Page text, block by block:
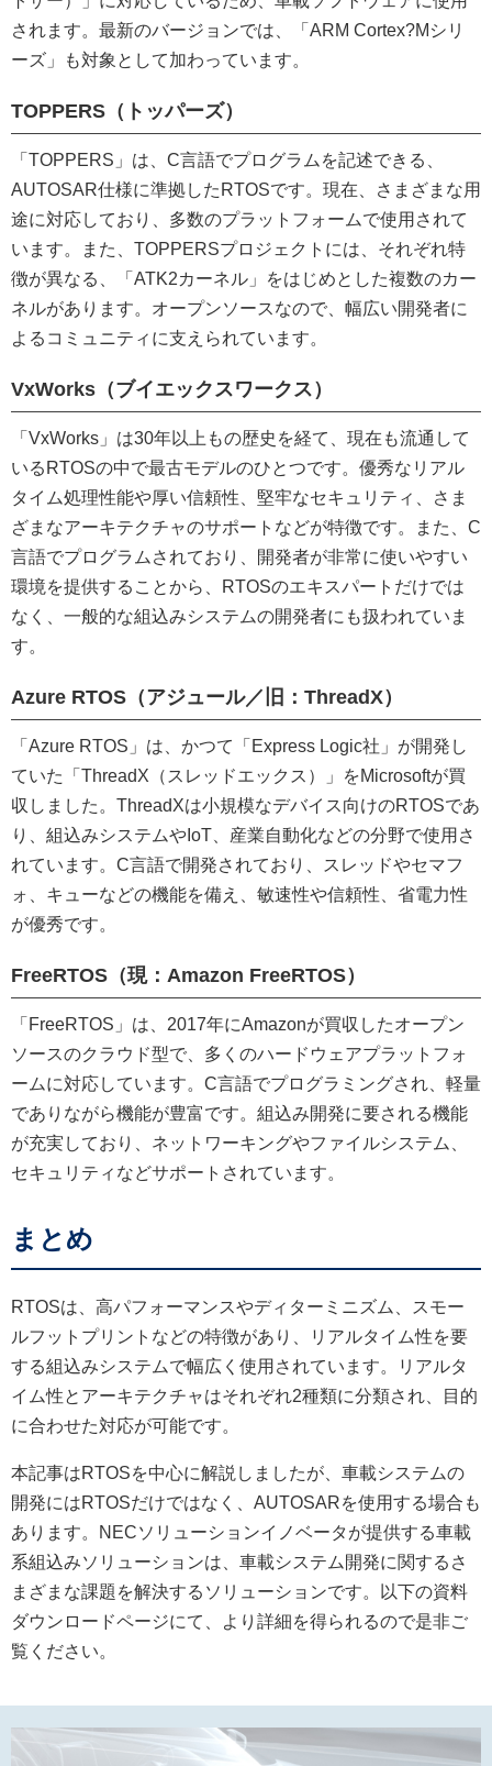
されます。最新のバージョンでは、「ARM Cortex?Mシリ
ーズ」も対象として加わっています。
TOPPERS（トッパーズ）
「TOPPERS」は、C言語でプログラムを記述できる、
AUTOSAR仕様に準拠したRTOSです。現在、さまざまな用
途に対応しており、多数のプラットフォームで使用されて
います。また、TOPPERSプロジェクトには、それぞれ特
徴が異なる、「ATK2カーネル」をはじめとした複数のカー
ネルがあります。オープンソースなので、幅広い開発者に
よるコミュニティに支えられています。
VxWorks（ブイエックスワークス）
「VxWorks」は30年以上もの歴史を経て、現在も流通して
いるRTOSの中で最古モデルのひとつです。優秀なリアル
タイム処理性能や厚い信頼性、堅牢なセキュリティ、さま
ざまなアーキテクチャのサポートなどが特徴です。また、C
言語でプログラムされており、開発者が非常に使いやすい
環境を提供することから、RTOSのエキスパートだけでは
なく、一般的な組込みシステムの開発者にも扱われていま
す。
Azure RTOS（アジュール／旧：ThreadX）
「Azure RTOS」は、かつて「Express Logic社」が開発し
ていた「ThreadX（スレッドエックス）」をMicrosoftが買
収しました。ThreadXは小規模なデバイス向けのRTOSであ
り、組込みシステムやIoT、産業自動化などの分野で使用さ
れています。C言語で開発されており、スレッドやセマフ
ォ、キューなどの機能を備え、敏速性や信頼性、省電力性
が優秀です。
FreeRTOS（現：Amazon FreeRTOS）
「FreeRTOS」は、2017年にAmazonが買収したオープン
ソースのクラウド型で、多くのハードウェアプラットフォ
ームに対応しています。C言語でプログラミングされ、軽量
でありながら機能が豊富です。組込み開発に要される機能
が充実しており、ネットワーキングやファイルシステム、
セキュリティなどサポートされています。
まとめ
RTOSは、高パフォーマンスやディターミニズム、スモー
ルフットプリントなどの特徴があり、リアルタイム性を要
する組込みシステムで幅広く使用されています。リアルタ
イム性とアーキテクチャはそれぞれ2種類に分類され、目的
に合わせた対応が可能です。
本記事はRTOSを中心に解説しましたが、車載システムの
開発にはRTOSだけではなく、AUTOSARを使用する場合も
あります。NECソリューションイノベータが提供する車載
系組込みソリューションは、車載システム開発に関するさ
まざまな課題を解決するソリューションです。以下の資料
ダウンロードページにて、より詳細を得られるので是非ご
覧ください。